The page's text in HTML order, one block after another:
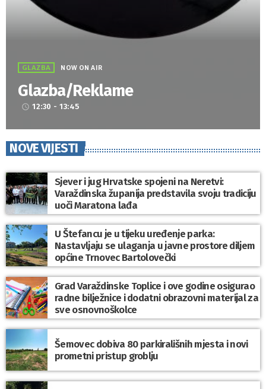
GLAZBA NOW ON AIR
Glazba/Reklame
access_time 12:30 - 13:45
NOVE VIJESTI
Sjever i jug Hrvatske spojeni na Neretvi:
Varaždinska županija predstavila svoju tradiciju
uoči Maratona lađa
U Štefancu je u tijeku uređenje parka:
Nastavljaju se ulaganja u javne prostore diljem
općine Trnovec Bartolovečki
Grad Varaždinske Toplice i ove godine osigurao
radne bilježnice i dodatni obrazovni materijal za
sve osnovnoškolce
Šemovec dobiva 80 parkirališnih mjesta i novi
prometni pristup groblju